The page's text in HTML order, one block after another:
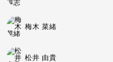
梅木 菜緒
松井 由貴